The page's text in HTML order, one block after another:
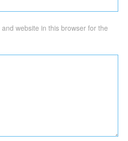
website in this browser for the